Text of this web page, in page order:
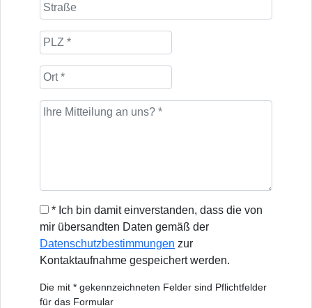
* Ich bin damit einverstanden, dass die von
mir übersandten Daten gemäß der
Datenschutzbestimmungen zur
Kontaktaufnahme gespeichert werden.
Die mit * gekennzeichneten Felder sind Pflichtfelder
für das Formular